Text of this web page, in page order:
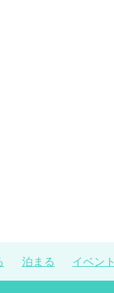
泊まる イベント